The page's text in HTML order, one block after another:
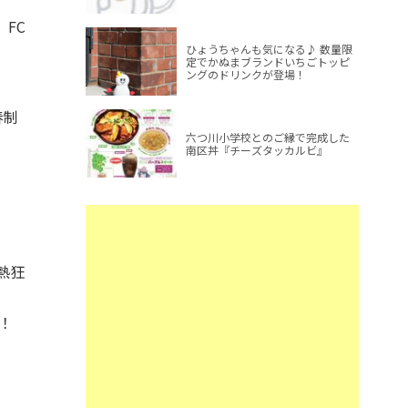
FC
狂
ひょうちゃんも気になる♪ 数量限
定でかぬまブランドいちごトッピ
ングのドリンクが登場！
六つ川小学校とのご縁で完成した
南区丼『チーズタッカルビ』